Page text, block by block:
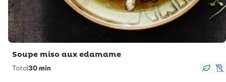
Soupe miso aux edamame
Total30 min